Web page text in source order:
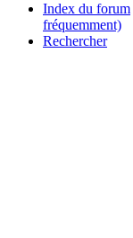
Index du forum
fréquemment)
Rechercher